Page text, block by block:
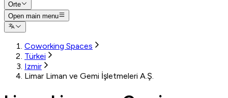
Orte
Open main menu
Coworking Spaces
Türkei
Izmir
Limar Liman ve Gemi İşletmeleri A.Ş.